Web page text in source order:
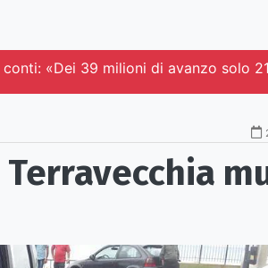
«Dei 39 milioni di avanzo solo